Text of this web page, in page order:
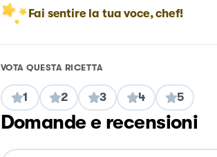
Fai sentire la tua voce, chef!
VOTA QUESTA RICETTA
1 2 3 4 5
Domande e recensioni